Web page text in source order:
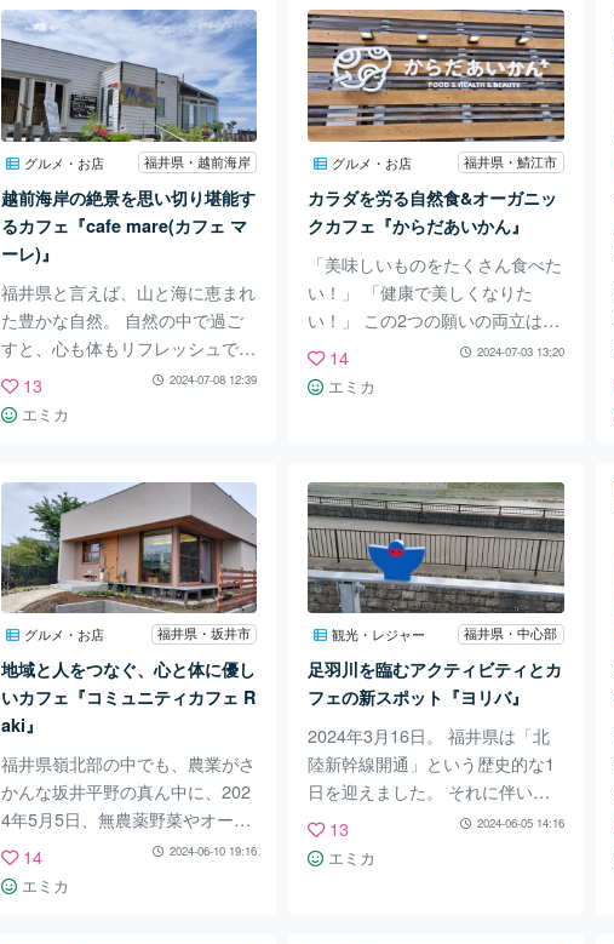
高いスイーツで、くつろぎのティ
ータイムを過ごせる空間です。
今回は『上海カフェ 香美楽(かみ
ら)』の魅力を紹介していきま
す！ 静かな住宅街の一角に佇む
お店。 北欧風のお家とアンティ
ーク風の看板が目印です。 駐車
場はお店の前と、歩いて1分ほど
の場所にもあります。 『香美
楽』の魅力は、何と
田(いっぽんでん)公園』は、国道
8号線のすぐ近く、坂井市役所丸
岡支所(高椋コミュニティセンタ
ー)や丸岡バスターミナル交流セ
ンターに隣接している公園です。
特徴としては、綺麗で安全な巨大
アスレチック！ ジャングルジム
あり、丸太の吊り橋あり、ボルダ
リングあり、滑り台ありで、子ど
もたちにとっては
グルメ・お店 福井県・越前海岸
越前海岸の絶景を思い切り堪能す
るカフェ『cafe mare(カフェ マ
ーレ)』
福井県と言えば、山と海に恵まれ
た豊かな自然。 自然の中で過ご
すと、心も体もリフレッシュでき
ますよね。 福井市中心街から車
でおよそ40分の越前海岸沿い
に、福井の海の絶景を思い切り楽
マーレ)』があります。 「ここま
で美しい海と爽やかな海風を堪能
できるスポットがあるのか！？」
と、筆者が衝撃を受けた『cafe m
are(カフェ マーレ)』の魅力を紹
介していきます！ 『cafe mare
(カフェ マーレ)』は、日本海がす
ぐそこに見える福井市大丹生町に
位置しています
13 2024-07-08 12:39
エミカ
グルメ・お店 福井県・鯖江市
カラダを労る自然食&オーガニッ
クカフェ『からだあいかん』
「美味しいものをたくさん食べた
い！」 「健康で美しくなりた
い！」 この2つの願いの両立は、
現代社会に生きる女性の永遠の課
題でしょう。 福井県鯖江市に、
「満足感」と「美容と健康」をど
ングなど各種ECモールで人気の
自然食品ショップ『タマチャンシ
ョップ』直営のカフェ&自然食品
店『からだあいかん』です！ 個
人的な話ですが、筆者はもともと
タマチャンショップのプロテイン
「タンパクオトメ」のファン。
そのため、福井県にタマチャンシ
ョップの直営カフェ
14 2024-07-03 13:20
エミカ
グルメ・お店 福井県・坂井市
地域と人をつなぐ、心と体に優し
いカフェ『コミュニティカフェ R
aki』
福井県嶺北部の中でも、農業がさ
かんな坂井平野の真ん中に、202
4年5月5日、無農薬野菜やオーガ
ニックの原料を使ったランチやス
イーツ、ドリンクを楽しめるコミ
ュニティカフェ『Raki』がオープ
14 2024-06-10 19:16
エミカ
観光・レジャー 福井県・中心部
足羽川を臨むアクティビティとカ
フェの新スポット『ヨリバ』
2024年3月16日。 福井県は「北
陸新幹線開通」という歴史的な1
日を迎えました。 それに伴い、
福井駅周辺をメインとする福井市
中心部は再開発が進んでいます。
新しい名所やお店が誕生すること
13 2024-06-05 14:16
エミカ